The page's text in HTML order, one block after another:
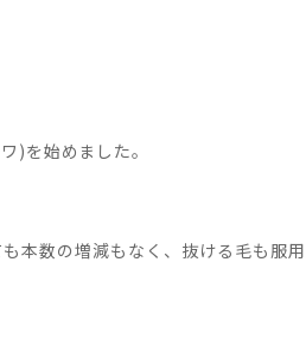
)を始めました。
本数の増減もなく、抜ける毛も服用